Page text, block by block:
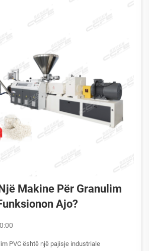
Makine Për Granulim
Ajo?
PVC është një pajisje industriale